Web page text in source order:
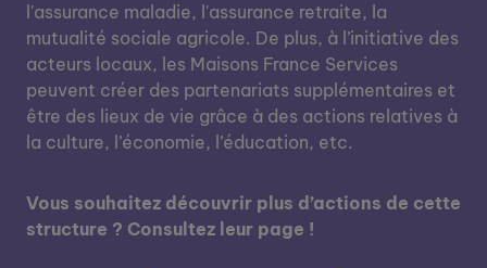
l'assurance maladie, l'assurance retraite, la
mutualité sociale agricole. De plus, à l’initiative des
acteurs locaux, les Maisons France Services
peuvent créer des partenariats supplémentaires et
être des lieux de vie grâce à des actions relatives à
la culture, l’économie, l’éducation, etc.
Vous souhaitez découvrir plus d’actions de cette
structure ? Consultez leur page !